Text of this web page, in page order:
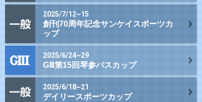
2025/7/12~15
創刊70周年記念サンケイスポーツカ
ップ
2025/6/24~29
GⅢ第15回琴参バスカップ
2025/6/18~21
デイリースポーツカップ